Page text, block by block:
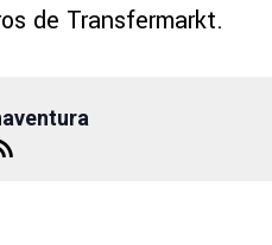
de Transfermarkt.